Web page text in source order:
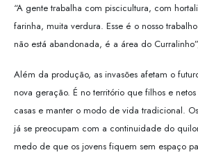
“A gente trabalha com piscicultura, com
farinha, muita verdura. Esse é o nosso
não está abandonada, é a área do
Além da produção, as invasões afetam o
nova geração. É no território que filhos e
casas e manter o modo de vida tradicional.
já se preocupam com a continuidade do
medo de que os jovens fiquem sem espaço